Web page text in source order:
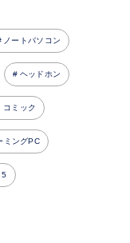
ノートパソコン
ヘッドホン
コミック
ミングPC
5